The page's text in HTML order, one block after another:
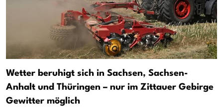
Wetter beruhigt sich in Sachsen, Sachsen-
Anhalt und Thüringen – nur im Zittauer Gebirge
Gewitter möglich